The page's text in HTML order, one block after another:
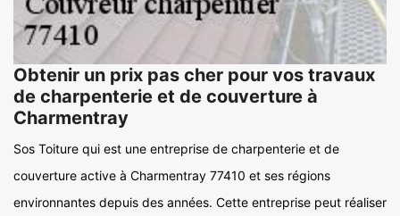
Obtenir un prix pas cher pour vos travaux
de charpenterie et de couverture à
Charmentray
Sos Toiture qui est une entreprise de charpenterie et de
couverture active à Charmentray 77410 et ses régions
environnantes depuis des années. Cette entreprise peut réaliser